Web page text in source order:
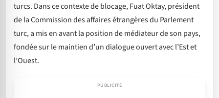
turcs. Dans ce contexte de blocage, Fuat Oktay, président
de la Commission des affaires étrangères du Parlement
turc, a mis en avant la position de médiateur de son pays,
fondée sur le maintien d’un dialogue ouvert avec l’Est et
l’Ouest.